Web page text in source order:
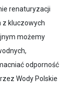
renaturyzacji
z kluczowych
możemy
odporność
Wody Polskie